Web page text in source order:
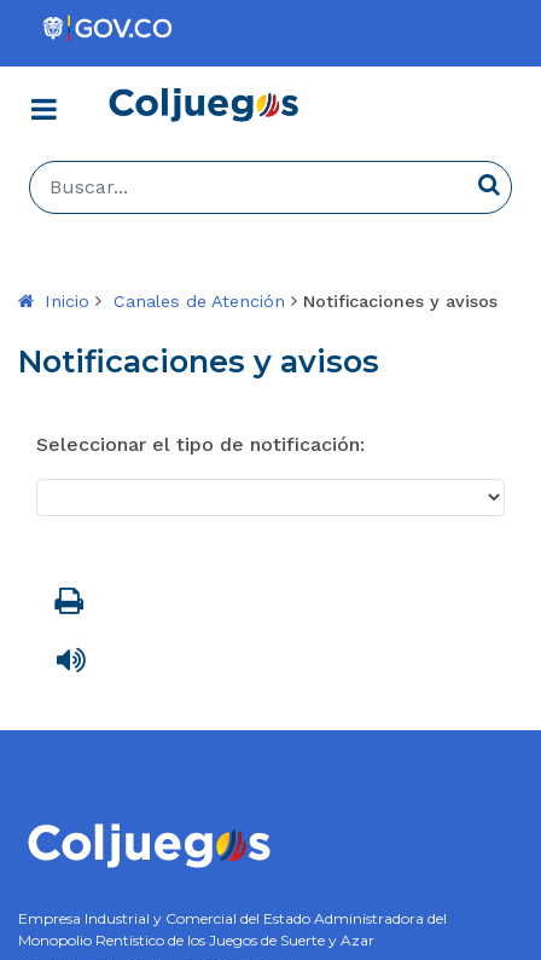
Coljuegos
Menú
Buscar...
Inicio Canales de Atención Notificaciones y avisos
Notificaciones y avisos
Seleccionar el tipo de notificación:
Empresa Industrial y Comercial del Estado Administradora del
Monopolio Rentístico de los Juegos de Suerte y Azar